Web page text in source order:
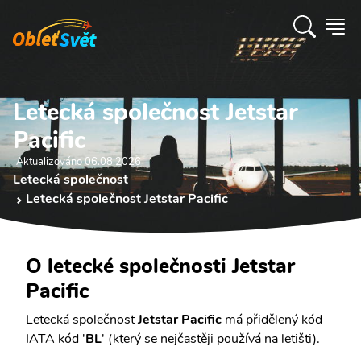
Letecká společnost Jetstar
Pacific
Aktualizováno 06.08 2026
Letecká společnost
Letecká společnost Jetstar Pacific
O letecké společnosti Jetstar
Pacific
Letecká společnostJetstar Pacific má přidělený kód
IATA kód 'BL' (který se nejčastěji používá na letišti).